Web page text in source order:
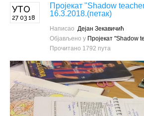
УТО
27 03 18
Пројекат "Shadow
16.3.2018.(петак)
Написао Дејан Зекавичић
Објављено у Пројекат "Shadow
Прочитано 1792 пута